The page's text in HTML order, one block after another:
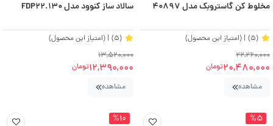
مخلوط کن گاستروبک مدل 40897
(5)
| (امتیاز این محصول)
22,260,000
20,480,000تومان
مشاهده
سالاد ساز کنوود مدل FDP22.130
(5)
| (امتیاز این محصول)
13,520,000
12,390,000تومان
مشاهده
%5
%10